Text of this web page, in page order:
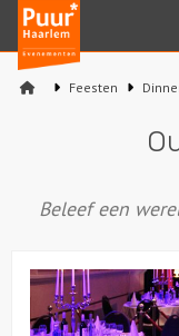
Puur*
Haarlem
bedrijfsuitjes
Feesten
Beleef een